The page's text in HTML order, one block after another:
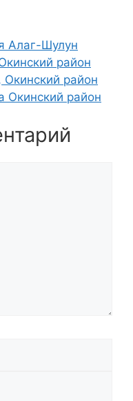
Алаг-Шулун
район
район
Окинский район